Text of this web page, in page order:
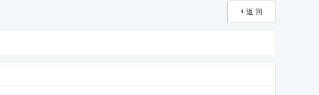
返 回